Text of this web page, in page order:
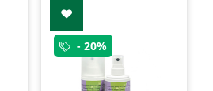
- 20%